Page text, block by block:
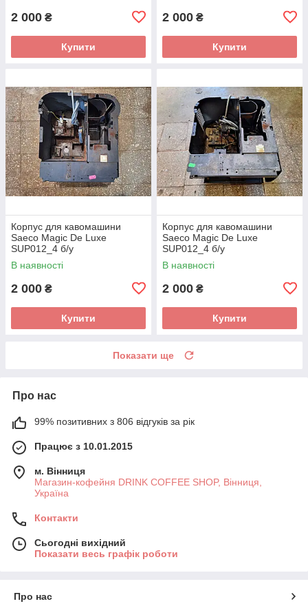
2 000 ₴
Купити
2 000 ₴
Купити
Корпус для кавомашини
Saeco Magic De Luxe
SUP012_4 б/у
В наявності
2 000 ₴
Купити
Корпус для кавомашини
Saeco Magic De Luxe
SUP012_4 б/у
В наявності
2 000 ₴
Купити
Показати ще
Про нас
99% позитивних з 806 відгуків за рік
Працює з 10.01.2015
м. Вінниця
Магазин-кофейня DRINK COFFEE SHOP, Вінниця,
Україна
Контакти
Сьогодні вихідний
Показати весь графік роботи
Про нас